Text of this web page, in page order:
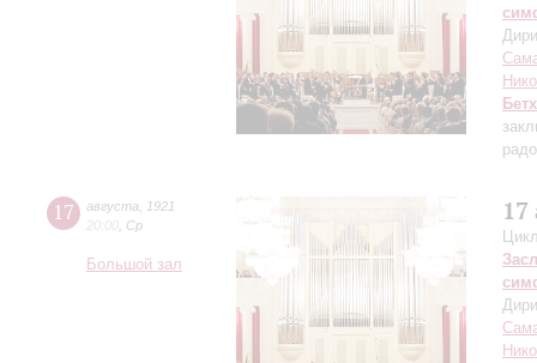
17 августа
1921
20:00 Ср
Большой зал
17